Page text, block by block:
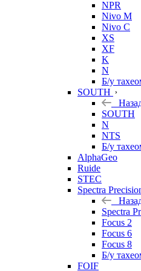
NPR
Nivo M
Nivo C
XS
XF
K
N
Б/у
SOUTH
SOUTH
N
NTS
Б/у
AlphaGeo
Ruide
STEC
Spectra
Spectra
Focus 2
Focus 6
Focus 8
Б/у
FOIF